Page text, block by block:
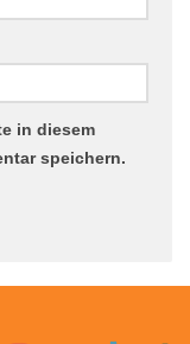
in diesem
speichern.